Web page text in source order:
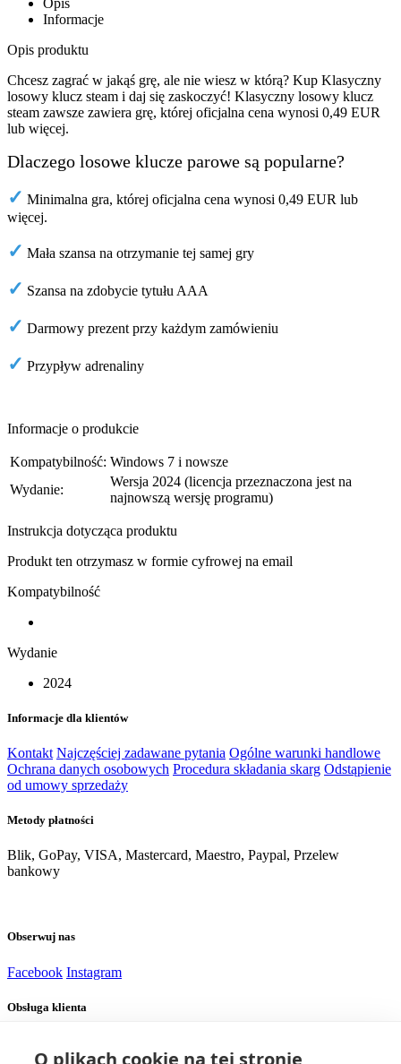
Informacje
Opis produktu
Chcesz zagrać w jakąś grę, ale nie wiesz w którą? Kup Klasyczny
losowy klucz steam i daj się zaskoczyć! Klasyczny losowy klucz
steam zawsze zawiera grę, której oficjalna cena wynosi 0,49 EUR
lub więcej.
Dlaczego losowe klucze parowe są popularne?
✓ Minimalna gra, której oficjalna cena wynosi 0,49 EUR lub
więcej.
✓ Mała szansa na otrzymanie tej samej gry
✓ Szansa na zdobycie tytułu AAA
✓ Darmowy prezent przy każdym zamówieniu
✓ Przypływ adrenaliny
Informacje o produkcie
Kompatybilność: Windows 7 i nowsze
Wydanie:
Wersja 2024 (licencja przeznaczona jest na
najnowszą wersję programu)
Instrukcja dotycząca produktu
Produkt ten otrzymasz w formie cyfrowej na email
Kompatybilność
Wydanie
2024
Informacje dla klientów
Kontakt Najczęściej zadawane pytania Ogólne warunki handlowe
Ochrana danych osobowych Procedura składania skarg Odstąpienie
od umowy sprzedaży
Metody płatności
Blik, GoPay, VISA, Mastercard, Maestro, Paypal, Przelew
bankowy
Obserwuj nas
Facebook Instagram
Obsługa klienta
O plikach cookie na tej stronie